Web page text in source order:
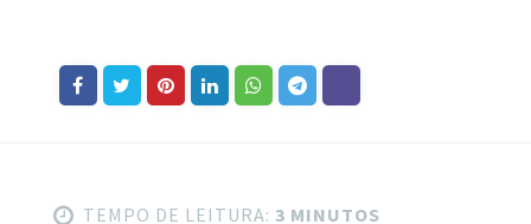
TEMPO DE LEITURA: 3 MINUTOS